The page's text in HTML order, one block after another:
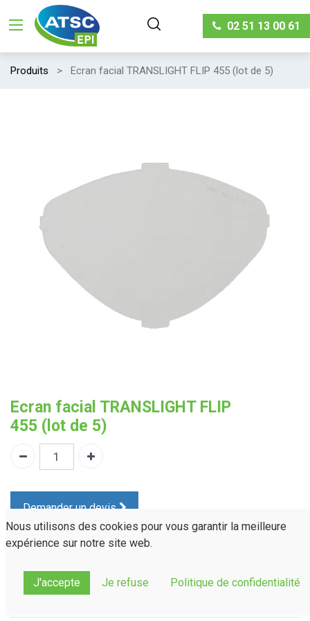
02 51 13 00 61
Produits Ecran facial TRANSLIGHT FLIP 455 (lot de 5)
Ecran facial TRANSLIGHT FLIP
455 (lot de 5)
Demander un devis
Référence : PYCA45
Partager sur :
Nous utilisons des cookies pour vous garantir la meilleure
expérience sur notre site web.
J'accepte Je refuse Politique de confidentialité